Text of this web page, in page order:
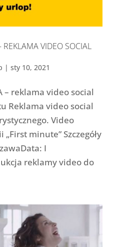
REKLAMA VIDEO SOCIAL
| sty 10, 2021
– reklama video social
Reklama video social
Video
minute” Szczegóły
I
reklamy video do